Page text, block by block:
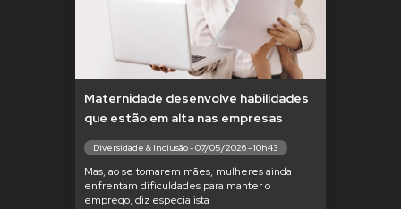
Maternidade desenvolve habilidades
que estão em alta nas empresas
Diversidade & Inclusão - 07/05/2026 - 10h43
Mas, ao se tornarem mães, mulheres ainda
enfrentam dificuldades para manter o
emprego, diz especialista